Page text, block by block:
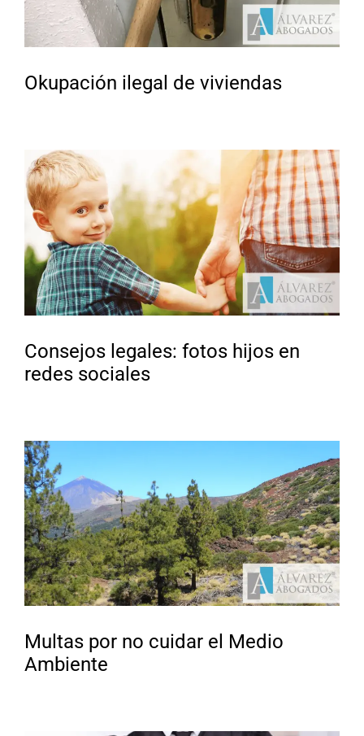
Okupación ilegal de viviendas
Consejos legales: fotos hijos en
redes sociales
Multas por no cuidar el Medio
Ambiente